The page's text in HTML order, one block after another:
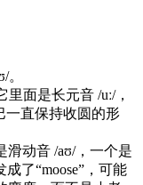
。
里面是长元音 /uː/，
直保持收圆的形
滑动音 /aʊ/，一个是
成了“moose”，可能